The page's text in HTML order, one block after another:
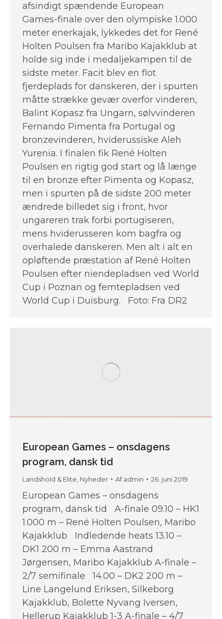
afsindigt spændende European
Games-finale over den olympiske 1.000
meter enerkajak, lykkedes det for René
Holten Poulsen fra Maribo Kajakklub at
holde sig inde i medaljekampen til de
sidste meter. Facit blev en flot
fjerdeplads for danskeren, der i spurten
måtte strække gevær overfor vinderen,
Balint Kopasz fra Ungarn, sølvvinderen
Fernando Pimenta fra Portugal og
bronzevinderen, hviderussiske Aleh
Yurenia. I finalen fik René Holten
Poulsen en rigtig god start og lå længe
til en bronze efter Pimenta og Kopasz,
men i spurten på de sidste 200 meter
ændrede billedet sig i front, hvor
ungareren trak forbi portugiseren,
mens hviderusseren kom bagfra og
overhalede danskeren. Men alt i alt en
opløftende præstation af René Holten
Poulsen efter niendepladsen ved World
Cup i Poznan og femtepladsen ved
World Cup i Duisburg. Foto: Fra DR2
European Games – onsdagens
program, dansk tid
Landshold & Elite, Nyheder Afadmin 26. juni 2019
European Games – onsdagens
program, dansk tid A-finale 09.10 – HK1
1.000 m – René Holten Poulsen, Maribo
Kajakklub Indledende heats 13.10 –
DK1 200 m – Emma Aastrand
Jørgensen, Maribo Kajakklub A-finale –
2/7 semifinale 14.00 – DK2 200 m –
Line Langelund Eriksen, Silkeborg
Kajakklub, Bolette Nyvang Iversen,
Hellerup Kajakklub 1-3 A-finale – 4/7